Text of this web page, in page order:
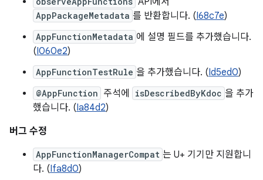
AppPackageMetadata 를 반환합니다. (I68c7e)
AppFunctionMetadata 에 설명 필드를 추가했습니다.
(I060e2)
AppFunctionTestRule 을 추가했습니다. (Id5ed0)
@AppFunction 주석에 isDescribedByKdoc 을 추가
했습니다. (Ia84d2)
버그 수정
AppFunctionManagerCompat 는 U+ 기기만 지원합니
다. (Ifa8d0)